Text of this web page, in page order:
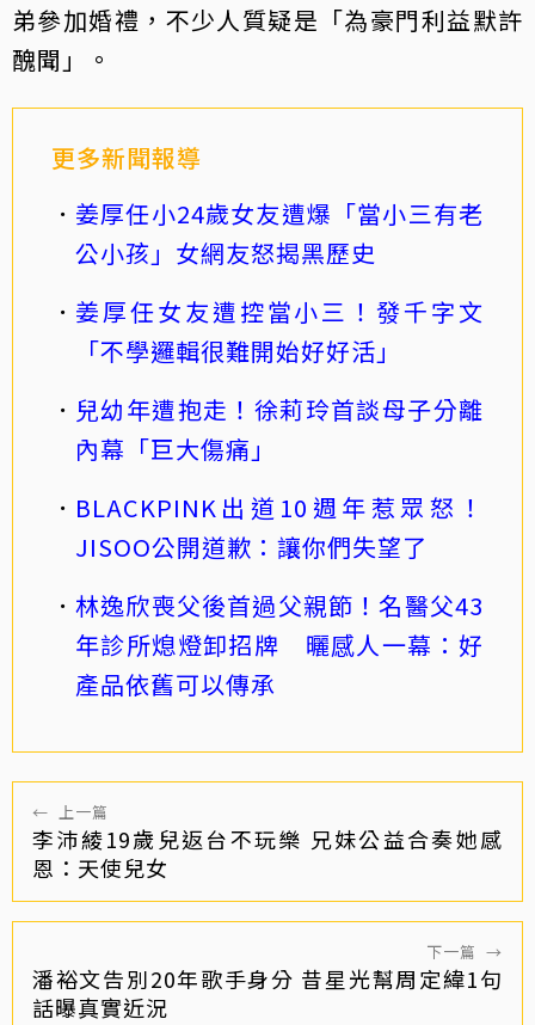
弟參加婚禮，不少人質疑是「為豪門利益默許
醜聞」。
更多新聞報導
姜厚任小24歲女友遭爆「當小三有老
公小孩」女網友怒揭黑歷史
姜厚任女友遭控當小三！發千字文
「不學邏輯很難開始好好活」
兒幼年遭抱走！徐莉玲首談母子分離
內幕「巨大傷痛」
BLACKPINK出道10週年惹眾怒！
JISOO公開道歉：讓你們失望了
林逸欣喪父後首過父親節！名醫父43
年診所熄燈卸招牌 曬感人一幕：好
產品依舊可以傳承
← 上一篇
李沛綾19歲兒返台不玩樂 兄妹公益合奏她感
恩：天使兒女
下一篇 →
潘裕文告別20年歌手身分 昔星光幫周定緯1句
話曝真實近況